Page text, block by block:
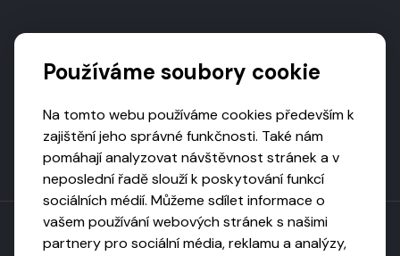
Používáme soubory cookie
Na tomto webu používáme cookies především k
zajištění jeho správné funkčnosti. Také nám
pomáhají analyzovat návštěvnost stránek a v
neposlední řadě slouží k poskytování funkcí
sociálních médií. Můžeme sdílet informace o
vašem používání webových stránek s našimi
partnery pro sociální média, reklamu a analýzy,